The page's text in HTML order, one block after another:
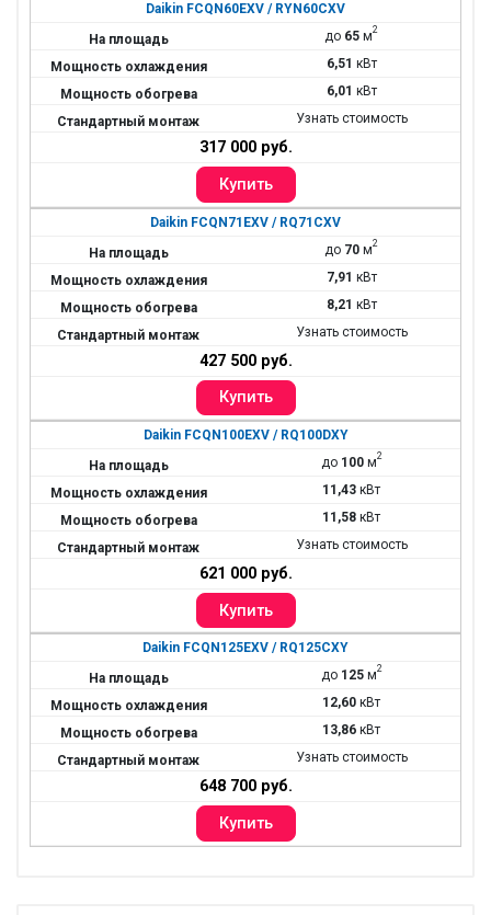
Daikin FCQN60EXV / RYN60CXV
до 65 м2
6,51 кВт
6,01 кВт
Узнать стоимость
317 000 руб.
Daikin FCQN71EXV / RQ71CXV
до 70 м2
7,91 кВт
8,21 кВт
Узнать стоимость
427 500 руб.
Daikin FCQN100EXV / RQ100DXY
до 100м2
11,43 кВт
11,58 кВт
Узнать стоимость
621 000 руб.
Daikin FCQN125EXV / RQ125CXY
до 125м2
12,60 кВт
13,86 кВт
Узнать стоимость
648 700 руб.